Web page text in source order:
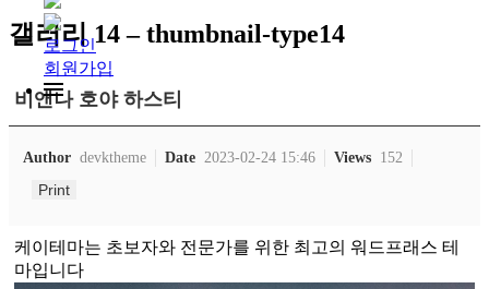
로그인
회원가입
갤러리 14 – thumbnail-type14
비앤나 호야 하스티
Author devktheme Date 2023-02-24 15:46 Views 152
Print
케이테마는 초보자와 전문가를 위한 최고의 워드프래스 테
마입니다